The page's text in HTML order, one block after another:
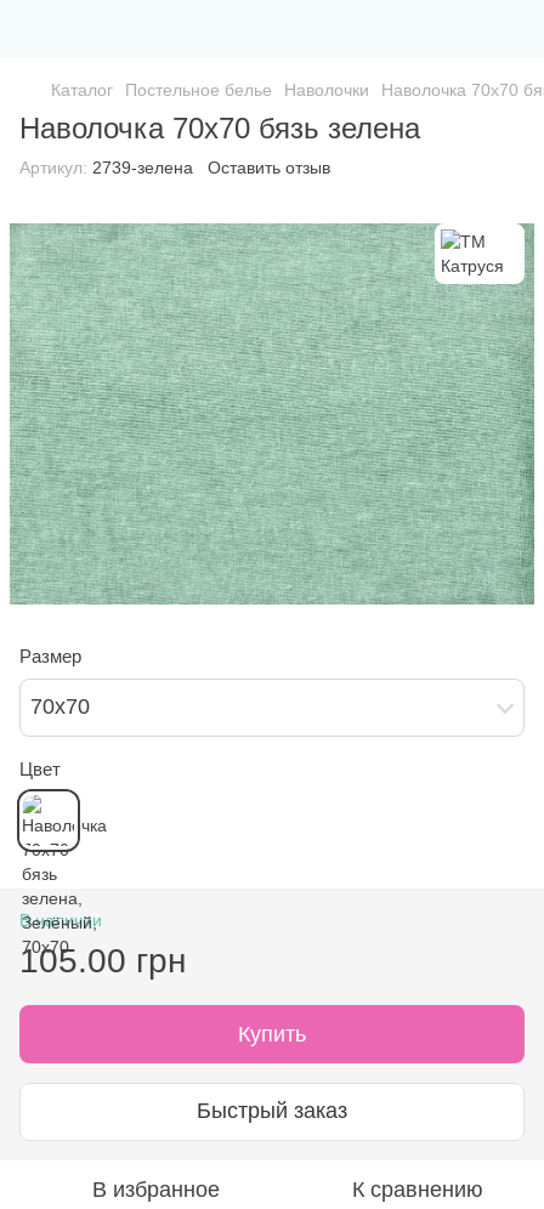
Каталог Постельное белье Наволочки Наволочка 70х70
Наволочка 70х70 бязь зелена
Артикул: 2739-зелена Оставить отзыв
Размер
70х70
Цвет
В наличии
105.00 грн
Купить
Быстрый заказ
В избранное К сравнению